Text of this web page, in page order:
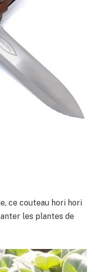
ce couteau hori hori
les plantes de